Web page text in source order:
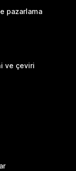
pazarlama
ve çeviri